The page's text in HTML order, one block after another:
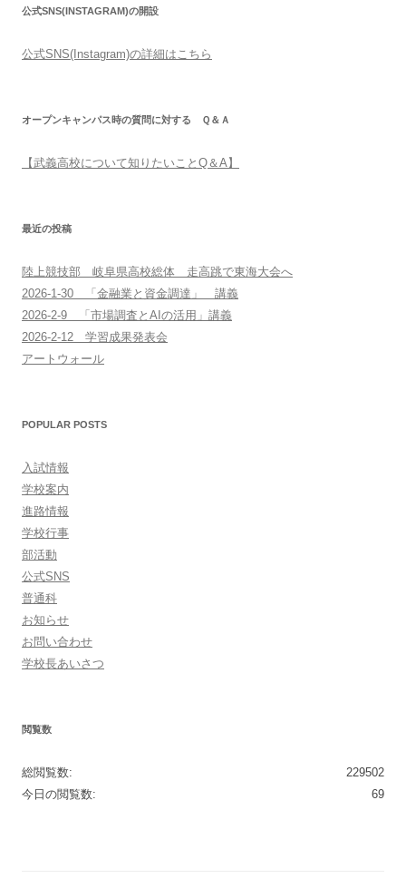
公式SNS(INSTAGRAM)の開設
公式SNS(Instagram)の詳細はこちら
オープンキャンパス時の質問に対する Ｑ＆Ａ
【武義高校について知りたいことQ＆A】
最近の投稿
陸上競技部 岐阜県高校総体 走高跳で東海大会へ
2026-1-30 「金融業と資金調達」 講義
2026-2-9 「市場調査とAIの活用」講義
2026-2-12 学習成果発表会
アートウォール
POPULAR POSTS
入試情報
学校案内
進路情報
学校行事
部活動
公式SNS
普通科
お知らせ
お問い合わせ
学校長あいさつ
閲覧数
229502
総閲覧数:
69
今日の閲覧数: